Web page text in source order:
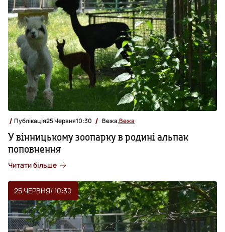
Публікація25 Червня10:30 Вежа,Вежа
У вінницькому зоопарку в родині альпак
поповнення
Читати більше
25 ЧЕРВНЯ/ 10:30